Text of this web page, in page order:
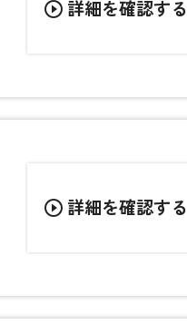
play_circle_outline 詳細を確認する
play_circle_outline 詳細を確認する